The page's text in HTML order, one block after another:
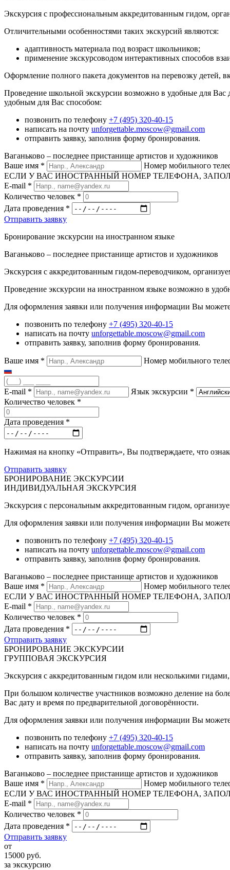
Экскурсия с профессиональным аккредитованным гидом,
Отличительными особенностями таких экскурсий являются:
адаптивность материала под возраст школьников;
применение экскурсоводом интерактивных способов
Оформление полного пакета документов на перевозку детей,
Проведение школьной экскурсии возможно в удобные для
удобным для Вас способом:
позвонить по телефону +7 (495) 320-40-15
написать на почту unforgettable.moscow@gmail.com
отправить заявку, заполнив форму бронирования.
Ваганьково – последнее пристанище артистов и художников
Ваше имя *
Номер мобильного
ЕСЛИ У ВАС ИНОСТРАННЫЙ НОМЕР ТЕЛЕФОНА,
E-mail *
Количество человек *
Дата проведения *
Отправить заявку
Бронирование экскурсии на иностранном языке
Ваганьково – последнее пристанище артистов и художников
Экскурсия с аккредитованным гидом-переводчиком,
Проведение экскурсии на иностранном языке возможно в
Для оформления заявки или получения информации Вы
позвонить по телефону +7 (495) 320-40-15
написать на почту unforgettable.moscow@gmail.com
отправить заявку, заполнив форму бронирования.
Ваше имя * Номер мобильного
E-mail * Язык экскурсии *
Количество человек *
Дата проведения *
Нажимая на кнопку «Отправить», Вы подтверждаете, что
Отправить заявку
БРОНИРОВАНИЕ ЭКСКУРСИИ
ИНДИВИДУАЛЬНАЯ ЭКСКУРСИЯ
Экскурсия с персональным аккредитованным гидом,
Для оформления заявки или получения информации Вы
позвонить по телефону +7 (495) 320-40-15
написать на почту unforgettable.moscow@gmail.com
отправить заявку, заполнив форму бронирования.
Ваганьково – последнее пристанище артистов и художников
Ваше имя *
Номер мобильного
ЕСЛИ У ВАС ИНОСТРАННЫЙ НОМЕР ТЕЛЕФОНА,
E-mail *
Количество человек *
Дата проведения *
Отправить заявку
БРОНИРОВАНИЕ ЭКСКУРСИИ
ГРУППОВАЯ ЭКСКУРСИЯ
Экскурсия с аккредитованным гидом или несколькими
При большом количестве участников возможно деление на
Вас дату и время по предварительной договорённости.
Для оформления заявки или получения информации Вы
позвонить по телефону +7 (495) 320-40-15
написать на почту unforgettable.moscow@gmail.com
отправить заявку, заполнив форму бронирования.
Ваганьково – последнее пристанище артистов и художников
Ваше имя *
Номер мобильного
ЕСЛИ У ВАС ИНОСТРАННЫЙ НОМЕР ТЕЛЕФОНА,
E-mail *
Количество человек *
Дата проведения *
Отправить заявку
от
15000 руб.
за экскурсию